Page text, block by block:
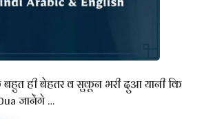
ही बेहतर व सुकून भरी दुआ यानी कि
जानेंगे …